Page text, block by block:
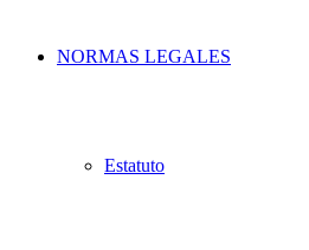
NORMAS LEGALES
Estatuto